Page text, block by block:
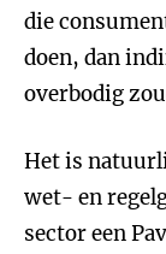
die
doen, dan
overbodig
Het is
wet- en
sector een